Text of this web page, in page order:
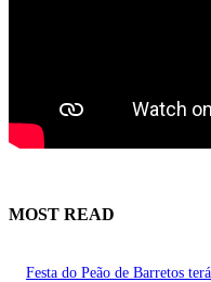
MOST READ
Festa do Peão de Barretos